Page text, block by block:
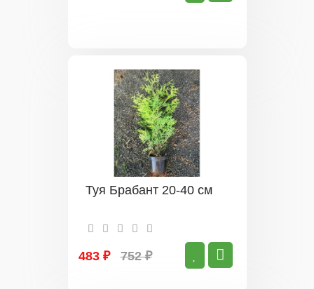
Туя Брабант 20-40 см
483 ₽ 752 ₽